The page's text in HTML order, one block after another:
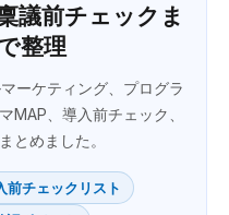
議前チェックま
整理
ーケティング、プログラ
MAP、導入前チェック、
とめました。
前チェックリスト